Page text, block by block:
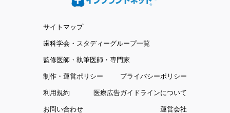
サイトマップ
歯科学会・スタディーグループ一覧
監修医師・執筆医師・専門家
制作・運営ポリシー
プライバシーポリシー
利用規約
医療広告ガイドラインについて
お問い合わせ
運営会社